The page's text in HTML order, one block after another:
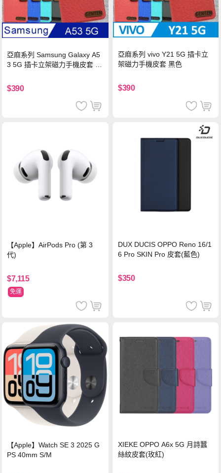
亞麻系列 Samsung Galaxy A5
3 5G 插卡立架磁力手機皮套 藍
$390
亞麻系列 vivo Y21 5G 插卡立
架磁力手機皮套 黑色
$390
【Apple】AirPods Pro (第 3
代)
$7,115
免運
DUX DUCIS OPPO Reno 16/1
6 Pro SKIN Pro 皮套(藍色)
$350
【Apple】Watch SE 3 2025 G
PS 40mm S/M
XIEKE OPPO A6x 5G 月詩蠶
絲紋皮套(玫紅)